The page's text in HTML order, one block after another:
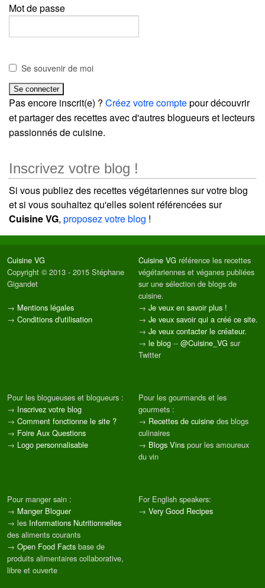
Mot de passe
Se souvenir de moi
Pas encore inscrit(e) ? Créez votre comptepour découvrir
et partager des recettes avec d'autres blogueurs et lecteurs
passionnés de cuisine.
Inscrivez votre blog !
Si vous publiez des recettes végétariennes sur votre blog
et si vous souhaitez qu'elles soient référencées sur
Cuisine VG, proposez votre blog !
Cuisine VG
Copyright © 2013 - 2015 Stéphane
Gigandet
→ Mentions légales
→ Conditions d'utilisation
Cuisine VG référence les recettes
végétariennes et véganes publiées
sur une sélection de blogs de
cuisine.
→ Je veux en savoir plus !
→ Je veux savoir qui a créé ce site.
→ Je veux contacter le créateur.
→ le blog -- @Cuisine_VG sur
Twitter
Pour les blogueuses et blogueurs :
→ Inscrivez votre blog
→ Comment fonctionne le site ?
→ Foire Aux Questions
→ Logo personnalisable
Pour les gourmands et les
gourmets :
→ Recettes de cuisine des blogs
culinaires
→ Blogs Vins pour les amoureux
du vin
Pour manger sain :
→ Manger Bloguer
→ les Informations Nutritionnelles
des aliments courants
→ Open Food Facts base de
produits alimentaires collaborative,
libre et ouverte
For English speakers:
→ Very Good Recipes